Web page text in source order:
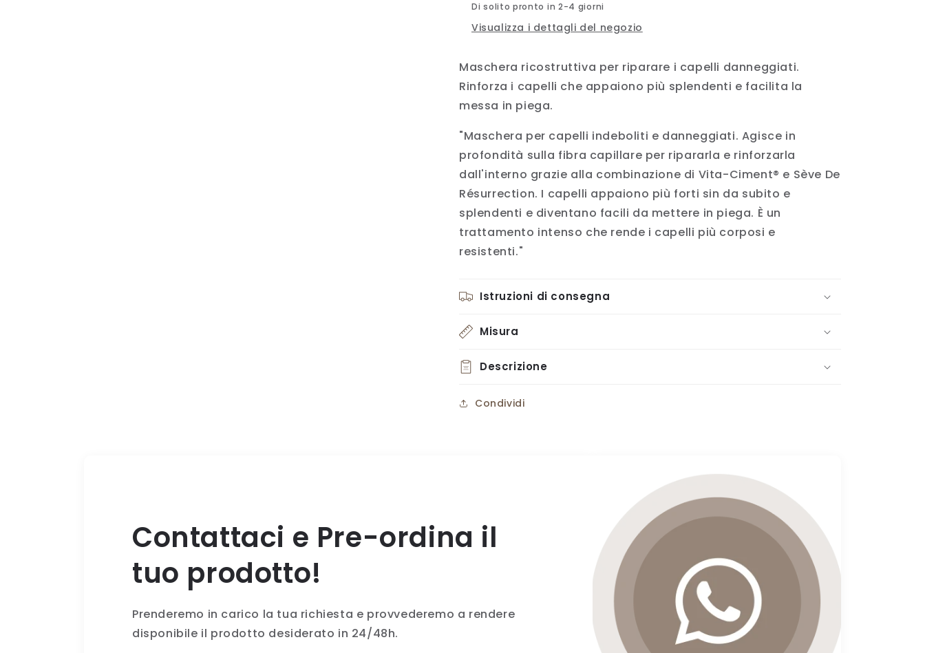
Di solito pronto in 2-4 giorni
Visualizza i dettagli del negozio
Maschera ricostruttiva per riparare i capelli danneggiati.
Rinforza i capelli che appaiono più splendenti e facilita la
messa in piega.
"Maschera per capelli indeboliti e danneggiati. Agisce in
profondità sulla fibra capillare per ripararla e rinforzarla
dall'interno grazie alla combinazione di Vita-Ciment® e Sève De
Résurrection. I capelli appaiono più forti sin da subito e
splendenti e diventano facili da mettere in piega. È un
trattamento intenso che rende i capelli più corposi e
resistenti."
Istruzioni di consegna
Misura
Descrizione
Condividi
Contattaci e Pre-ordina il
tuo prodotto!
Prenderemo in carico la tua richiesta e provvederemo a rendere
disponibile il prodotto desiderato in 24/48h.